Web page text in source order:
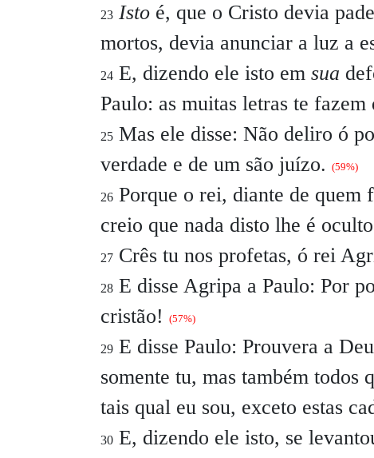
23 Isto é, que o Cristo devia
mortos, devia anunciar a luz a
24 E, dizendo ele isto em sua
Paulo: as muitas letras te fazem
25 Mas ele disse: Não deliro ó
verdade e de um são juízo. (59%)
26 Porque o rei, diante de quem
creio que nada disto lhe é
27 Crês tu nos profetas, ó rei
28 E disse Agripa a Paulo: Por
cristão!
(57%)
29 E disse Paulo: Prouvera a
somente tu, mas também todos
tais qual eu sou, exceto estas
30 E, dizendo ele isto, se